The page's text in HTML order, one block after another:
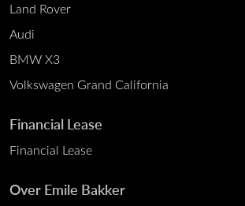
Land Rover
Audi
BMW X3
Volkswagen Grand California
Financial Lease
Financial Lease
Over Emile Bakker